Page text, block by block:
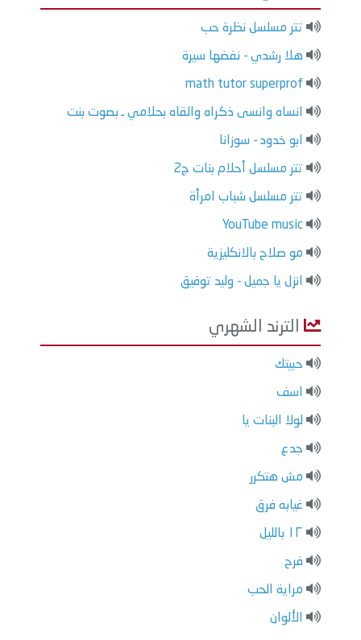
تتر مسلسل نظرة حب
هلا رشدي - نفضها سيرة
math tutor superprof
انساه وانسى ذكراه والقاه بحلامي ـ بصوت بنت
ابو خدود - سوزانا
تتر مسلسل أحلام بنات ج2
تتر مسلسل شباب امرأة
YouTube music
مو صلاح بالانكليزية
انزل يا جميل - وليد توفيق
الترند الشهري
حبيتك
اسف
لولا البنات يا
جدع
مش هتكرر
غيابه فرق
١٢ بالليل
فرح
مراية الحب
الألوان